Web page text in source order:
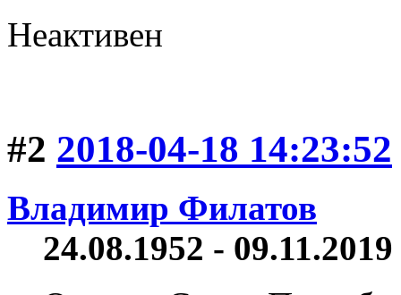
Неактивен
#2 2018-04-18 14:23:52
Владимир Филатов
24.08.1952 -